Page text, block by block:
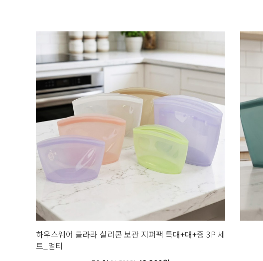
하우스웨어 클라라 실리콘 보관 지퍼팩 특대+대+중 3P 세
트_멀티